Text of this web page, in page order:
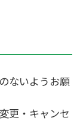
ないようお願
更・キャンセ